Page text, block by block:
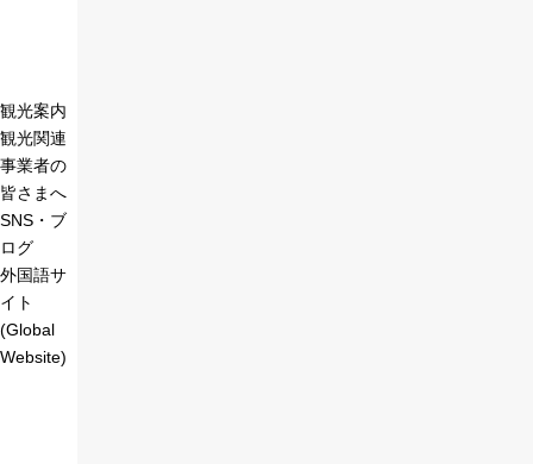
観光案内
観光関連
事業者の
皆さまへ
SNS・ブ
ログ
外国語サ
イト
(Global
Website)